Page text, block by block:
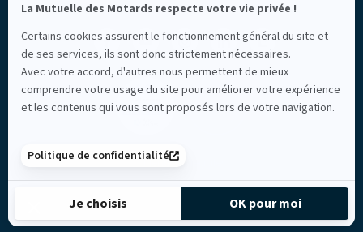
La Mutuelle des Motards respecte votre vie privée !
Certains cookies assurent le fonctionnement général du site et
de ses services, ils sont donc strictement nécessaires.
Avec votre accord, d'autres nous permettent de mieux
comprendre votre usage du site pour améliorer votre expérience
et les contenus qui vous sont proposés lors de votre navigation.
Politique de confidentialité
Je choisis OK pour moi
Facebook
(nouvelle
fenêtre)
Youtube
(nouvelle
fenêtre)
Instagram
(nouvelle
fenêtre)
Linkedin
(nouvelle
fenêtre)
Lib
TV
(nouvelle
fenêtre)
Mentions légales